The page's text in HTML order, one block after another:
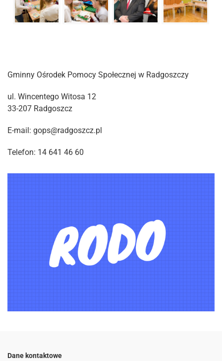
Gminny Ośrodek Pomocy Społecznej w Radgoszczy
ul. Wincentego Witosa 12
33-207 Radgoszcz
E-mail: gops@radgoszcz.pl
Telefon: 14 641 46 60
Dane kontaktowe